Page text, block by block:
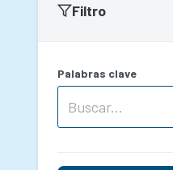
Filtro
Palabras clave